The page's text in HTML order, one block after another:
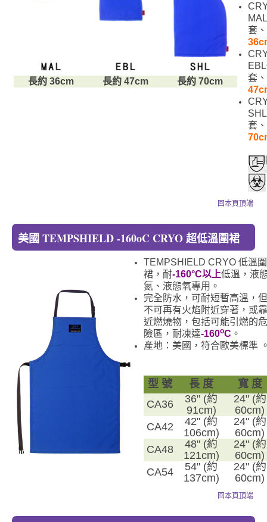
長約 36cm 長約 47cm 長約 70cm
套、
套、
套、
回本頁頂端
美國 TEMPSHIELD -160oC CRYO 超低溫圍裙
TEMPSHIELD CRYO 低溫圍
裙，耐-160°C以上低溫，液
氮、液態氧專用。
完全防水，可耐短暫高溫，但
不可再有火焰附近穿著，或靠
近燃燒物，包括可能引燃的危
險區，耐凍達-160oC 。
產地：美國，符合歐美標準
型 號 長 度
寬 度
CA36
36" (約
91cm)
24" (約
60cm)
CA42
42" (約
106cm)
24" (約
60cm)
CA48
48" (約
121cm)
24" (約
60cm)
CA54
54" (約
137cm)
24" (約
60cm)
回本頁頂端